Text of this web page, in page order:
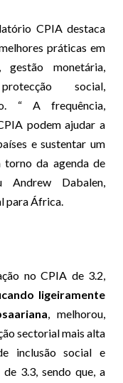
CPIA destaca
práticas em
gestão monetária,
social,
“ A frequência,
podem ajudar a
e sustentar um
torno da agenda de
Andrew Dabalen,
para África.
no CPIA de 3.2,
ligeiramente
, melhorou,
sectorial mais alta
inclusão social e
3.3, sendo que, a